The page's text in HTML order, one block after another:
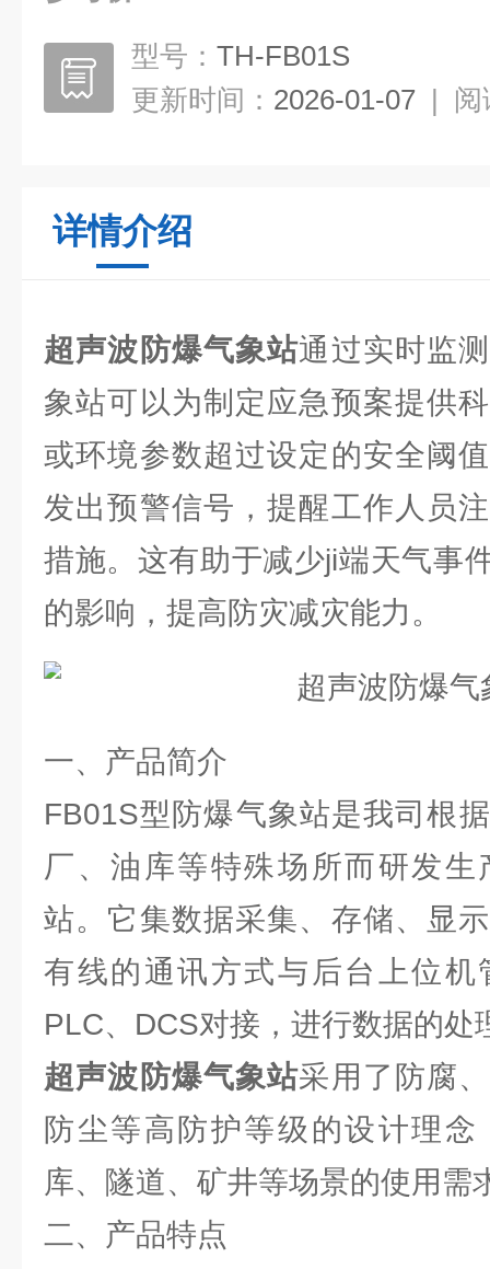
型号： TH-FB01S
更新时间： 2026-01-07 | 阅
详情介绍
超声波防爆气象站通过实时监
象站可以为制定应急预案提供
或环境参数超过设定的安全阈
发出预警信号，提醒工作人员
措施。这有助于减少ji端天气事
的影响，提高防灾减灾能力。
一、产品简介
FB01S型防爆气象站是我司根
厂、油库等特殊场所而研发
站。它集数据采集、存储、显
有线的通讯方式与后台上位机
PLC、DCS对接，进行数据的处
超声波防爆气象站采用了防腐
防尘等高防护等级的设计理
库、隧道、矿井等场景的使用需
二、产品特点